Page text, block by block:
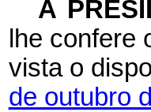
A
lhe confere
vista o
de outubro